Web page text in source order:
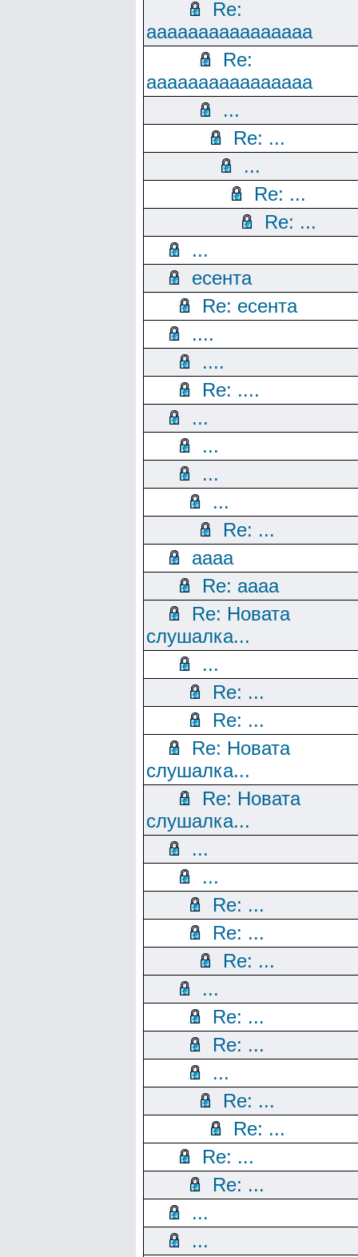
Re:
aaaaaaaaaaaaaaaa
Re:
aaaaaaaaaaaaaaaa
...
Re: ...
...
Re: ...
Re: ...
...
есента
Re: есента
....
....
Re: ....
...
...
...
...
Re: ...
aaaa
Re: aaaa
Re: Новата
слушалка...
...
Re: ...
Re: ...
Re: Новата
слушалка...
Re: Новата
слушалка...
...
...
Re: ...
Re: ...
Re: ...
...
Re: ...
Re: ...
...
Re: ...
Re: ...
Re: ...
Re: ...
...
...